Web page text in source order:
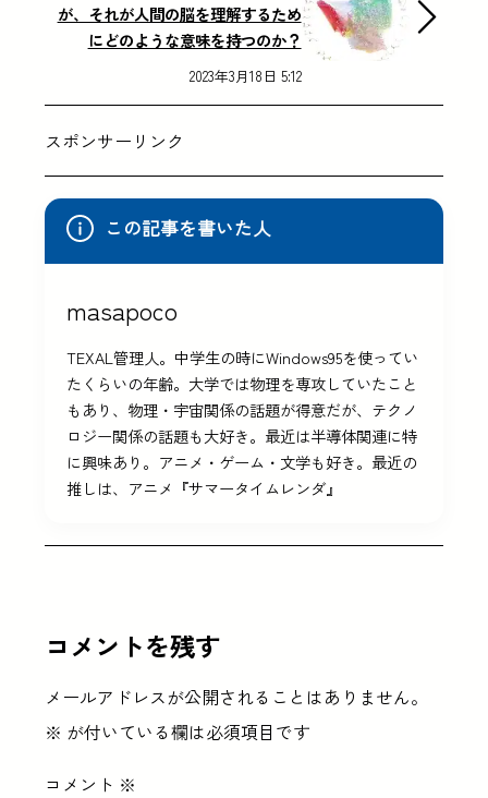
が、それが人間の脳を理解するため
にどのような意味を持つのか？
2023年3月18日 5:12
スポンサーリンク
この記事を書いた人
masapoco
TEXAL管理人。中学生の時にWindows95を使ってい
たくらいの年齢。大学では物理を専攻していたこと
もあり、物理・宇宙関係の話題が得意だが、テクノ
ロジー関係の話題も大好き。最近は半導体関連に特
に興味あり。アニメ・ゲーム・文学も好き。最近の
推しは、アニメ『サマータイムレンダ』
コメントを残す
メールアドレスが公開されることはありません。
※ が付いている欄は必須項目です
コメント ※